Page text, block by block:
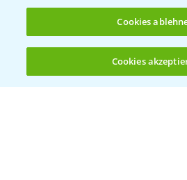
(noch 4)
Folgen Sie
Cookies
Cookies